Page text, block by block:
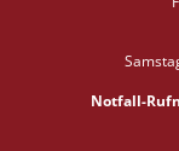
Notfall-